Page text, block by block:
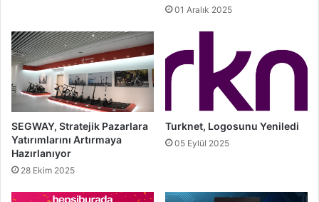
01 Aralık 2025
SEGWAY, Stratejik Pazarlara
Yatırımlarını Artırmaya
Hazırlanıyor
28 Ekim 2025
Turknet, Logosunu Yeniledi
05 Eylül 2025